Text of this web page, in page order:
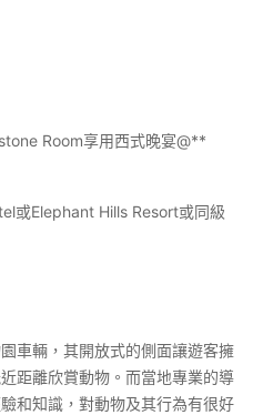
Room享用西式晚宴@**
或Elephant Hills Resort或同級
車輛，其開放式的側面讓遊客擁
距離欣賞動物。而當地專業的導
和知識，對動物及其行為有很好